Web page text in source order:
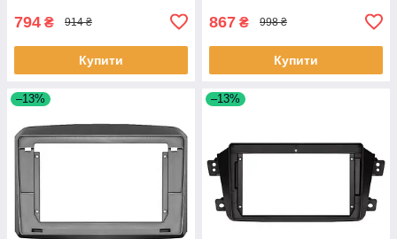
794 ₴ 914 ₴
Купити
867 ₴ 998 ₴
Купити
–13% –13%